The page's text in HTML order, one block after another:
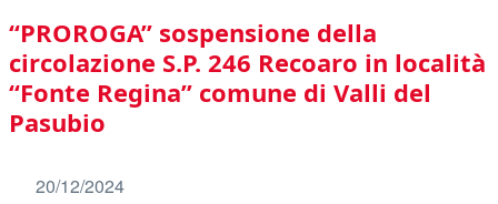
Main
navigation
“PROROGA” sospensione della
circolazione S.P. 246 Recoaro in località
“Fonte Regina” comune di Valli del
Pasubio
20/12/2024